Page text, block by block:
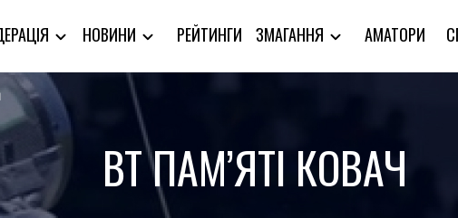
НОВИНИ РЕЙТИНГИ ЗМАГАННЯ АМАТОРИ
ВТ ПАМ’ЯТІ КОВАЧ